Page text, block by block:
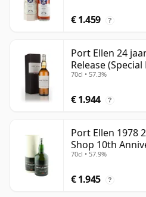
€ 1.459 ?
Port Ellen 24
Release
70cl • 57.3%
€ 1.944 ?
Port Ellen 1978
Shop 10th
70cl • 57.9%
€ 1.945 ?